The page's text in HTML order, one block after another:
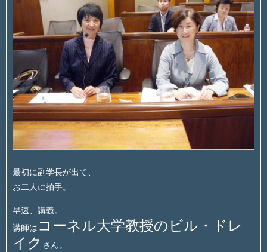
最初に副学長が出て、
お二人に拍手。
早速、講義。
講師は コーネル大学教授のビル・ドレ
イク さん。